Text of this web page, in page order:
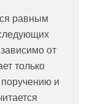
равным
от
только
и